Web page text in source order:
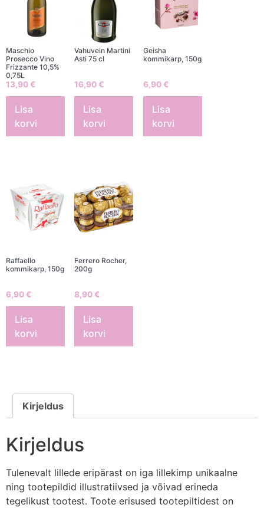
Maschio
Prosecco Vino
Frizzante 10,5%
0,75L
13,90€
Lisa
korvi
Vahuvein Martini
Asti 75 cl
16,90€
Lisa
korvi
Geisha
kommikarp, 150g
6,90€
Lisa
korvi
Raffaello
kommikarp, 150g
6,90€
Lisa
korvi
Ferrero Rocher,
200g
8,90€
Lisa
korvi
Kirjeldus
Kirjeldus
Tulenevalt lillede eripärast on iga lillekimp unikaalne
ning tootepildid illustratiivsed ja võivad erineda
tegelikust tootest. Toote erisused tootepiltidest on